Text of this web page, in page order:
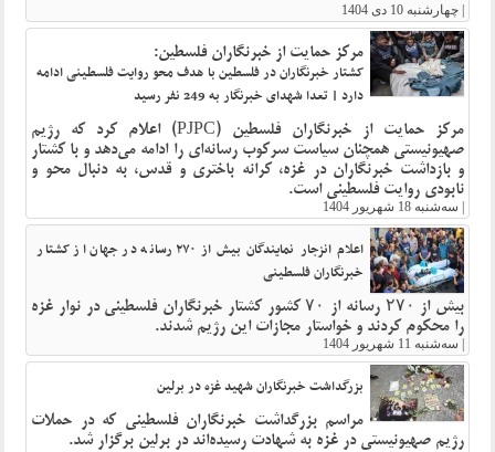
چهارشنبه 10 دی 1404
مرکز حمایت از خبرنگاران فلسطین:
کشتار خبرنگاران در فلسطین با هدف محو روایت فلسطینی ادامه
دارد | تعدا شهدای خبرنگار به 249 نفر رسید
مرکز حمایت از خبرنگاران فلسطین (PJPC) اعلام کرد که رژیم
صهیونیستی همچنان سیاست سرکوب رسانه‌ای را ادامه می‌دهد و با کشتار
و بازداشت خبرنگاران در غزه، کرانه باختری و قدس، به دنبال محو و
نابودی روایت فلسطینی است.
سه‌شنبه 18 شهریور 1404
اعلام انزجار نمایندگان بیش از ۲۷۰ رسانه در جهان از کشتار
خبرنگاران فلسطینی
بیش از ۲۷۰ رسانه از ۷۰ کشور کشتار خبرنگاران فلسطینی در نوار غزه
را محکوم کردند و خواستار مجازات این رژیم شدند.
سه‌شنبه 11 شهریور 1404
بزرگداشت خبرنگاران شهید غزه در برلین
مراسم بزرگداشت خبرنگاران فلسطینی که در حملات
رژیم صهیونیستی در غزه به شهادت رسیده‌اند در برلین برگزار شد.